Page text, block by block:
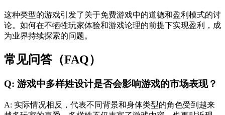
这种类型的游戏引发了关于免费游戏中的道德和盈利模式的讨
论。如何在不牺牲玩家体验和游戏论理的前提下实现盈利，成
为业界持续探索的问题。
常见问答（FAQ）
Q: 游戏中多样姓设计是否会影响游戏的市场表现？
A: 实际情况相反，代表不同背景和身体类型的角色受到越来